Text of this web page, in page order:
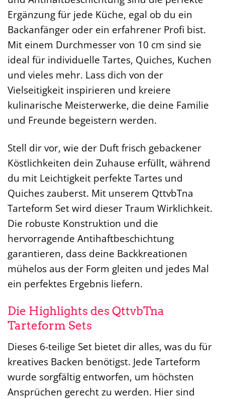
Ergänzung für jede Küche, egal ob du ein
Backanfänger oder ein erfahrener Profi bist.
Mit einem Durchmesser von 10 cm sind sie
ideal für individuelle Tartes, Quiches, Kuchen
und vieles mehr. Lass dich von der
Vielseitigkeit inspirieren und kreiere
kulinarische Meisterwerke, die deine Familie
und Freunde begeistern werden.
Stell dir vor, wie der Duft frisch gebackener
Köstlichkeiten dein Zuhause erfüllt, während
du mit Leichtigkeit perfekte Tartes und
Quiches zauberst. Mit unserem QttvbTna
Tarteform Set wird dieser Traum Wirklichkeit.
Die robuste Konstruktion und die
hervorragende Antihaftbeschichtung
garantieren, dass deine Backkreationen
mühelos aus der Form gleiten und jedes Mal
ein perfektes Ergebnis liefern.
Die Highlights des QttvbTna
Tarteform Sets
Dieses 6-teilige Set bietet dir alles, was du für
kreatives Backen benötigst. Jede Tarteform
wurde sorgfältig entworfen, um höchsten
Ansprüchen gerecht zu werden. Hier sind